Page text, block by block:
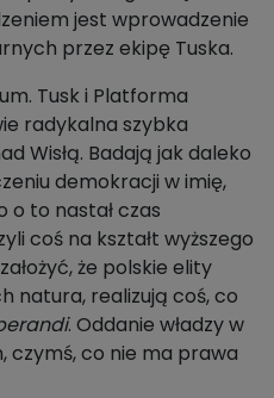
jest wprowadzenie
przez ekipę Tuska.
Tusk i Platforma
radykalna szybka
Wisłą. Badają jak daleko
demokracji w imię,
o to nastał czas
coś na kształt wyższego
że polskie elity
natura, realizują coś, co
. Oddanie władzy w
czymś, co nie ma prawa